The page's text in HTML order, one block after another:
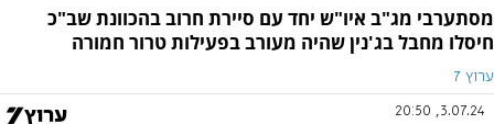
מסתערבי מג"ב איו"ש יחד עם סיירת חרוב בהכוונת שב"כ
חיסלו מחבל בג'נין שהיה מעורב בפעילות טרור חמורה
ערוץ 7
3.07.24, 20:50